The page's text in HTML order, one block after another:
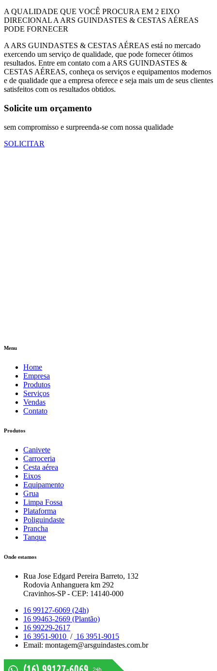
A QUALIDADE QUE VOCÊ PROCURA EM 2 EIXO
DIRECIONAL A ARS GUINDASTES & CESTAS AÉREAS
PODE FORNECER
A ARS GUINDASTES & CESTAS AÉREAS está no mercado
exercendo um serviço de qualidade, que pode fornecer ótimos
resultados. Entre em contato com a ARS GUINDASTES &
CESTAS AÉREAS, conheça os serviços e equipamentos modernos
e de qualidade que a empresa oferece e seja mais um de seus clientes
satisfeitos com os resultados obtidos.
Solicite um orçamento
sem compromisso e surpreenda-se com nossa qualidade
SOLICITAR
Menu
Home
Empresa
Produtos
Serviços
Vendas
Contato
Produtos
Canivete
Carroceria
Cesta aérea
Eixos
Equipamento
Grua
Limpa Fossa
Plataforma
Poliguindaste
Prancha
Tanque
Onde estamos
Rua Jose Edgard Pereira Barreto, 132
Rodovia Anhanguera km 292
Cravinhos-SP - CEP: 14140-000
16 99127-6069 (24h)
16 99463-2669 (Plantão)
16 99229-2617
16 3951-9010 / 16 3951-9015
Email: montagem@arsguindastes.com.br